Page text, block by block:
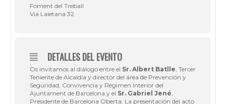
Foment del Treball
Via Laietana 32
DETALLES DEL EVENTO
Os invitamos al diálogo entre el Sr. Albert Batlle , Tercer
Teniente de Alcaldía y director del área de Prevención y
Seguridad, Convivencia y Régimen Interior del
Ajuntament de Barcelona y el Sr. Gabriel Jené
Presidente de Barcelona Oberta. La presentación del acto